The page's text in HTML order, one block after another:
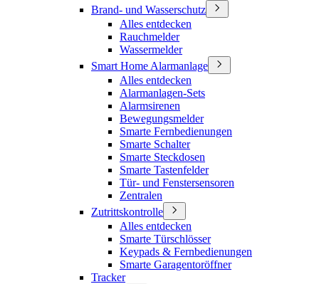
Brand- und Wasserschutz
Alles entdecken
Rauchmelder
Wassermelder
Smart Home Alarmanlage
Alles entdecken
Alarmanlagen-Sets
Alarmsirenen
Bewegungsmelder
Smarte Fernbedienungen
Smarte Schalter
Smarte Steckdosen
Smarte Tastenfelder
Tür- und Fenstersensoren
Zentralen
Zutrittskontrolle
Alles entdecken
Smarte Türschlösser
Keypads & Fernbedienungen
Smarte Garagentoröffner
Tracker